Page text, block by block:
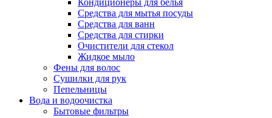
Кондиционеры для белья
Средства для мытья посуды
Средства для ванн
Средства для стирки
Очистители для стекол
Жидкое мыло
Фены для волос
Сушилки для рук
Пепельницы
Вода и водоочистка
Бытовые фильтры